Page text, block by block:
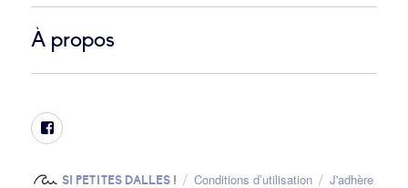
À propos
Facebook
SI PETITES DALLES ! Conditions d’utilisation J'adhère